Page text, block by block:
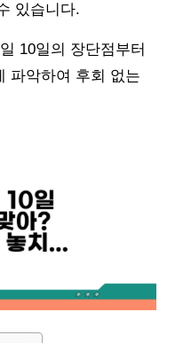
있습니다.
10일의 장단점부터
파악하여 후회 없는